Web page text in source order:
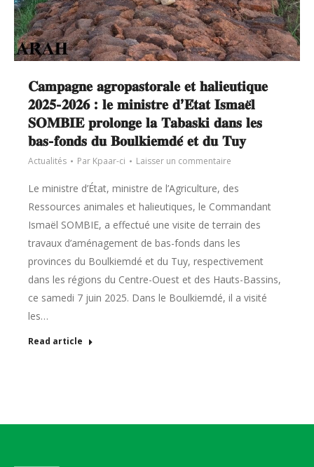
𝐂𝐚𝐦𝐩𝐚𝐠𝐧𝐞 𝐚𝐠𝐫𝐨𝐩𝐚𝐬𝐭𝐨𝐫𝐚𝐥𝐞 𝐞𝐭 𝐡𝐚𝐥𝐢𝐞𝐮𝐭𝐢𝐪𝐮𝐞
𝟐𝟎𝟐𝟓-𝟐𝟎𝟐𝟔 : 𝐥𝐞 𝐦𝐢𝐧𝐢𝐬𝐭𝐫𝐞 𝐝’𝐄́𝐭𝐚𝐭 𝐈𝐬𝐦𝐚𝐞̈𝐥
𝐒𝐎𝐌𝐁𝐈𝐄 𝐩𝐫𝐨𝐥𝐨𝐧𝐠𝐞 𝐥𝐚 𝐓𝐚𝐛𝐚𝐬𝐤𝐢 𝐝𝐚𝐧𝐬 𝐥𝐞𝐬
𝐛𝐚𝐬-𝐟𝐨𝐧𝐝𝐬 𝐝𝐮 𝐁𝐨𝐮𝐥𝐤𝐢𝐞𝐦𝐝𝐞́ 𝐞𝐭 𝐝𝐮 𝐓𝐮𝐲
Actualités Par Kpaar-ci Laisser un commentaire
Le ministre d’État, ministre de l’Agriculture, des
Ressources animales et halieutiques, le Commandant
Ismaël SOMBIE, a effectué une visite de terrain des
travaux d’aménagement de bas-fonds dans les
provinces du Boulkiemdé et du Tuy, respectivement
dans les régions du Centre-Ouest et des Hauts-Bassins,
ce samedi 7 juin 2025. Dans le Boulkiemdé, il a visité
les…
Read article